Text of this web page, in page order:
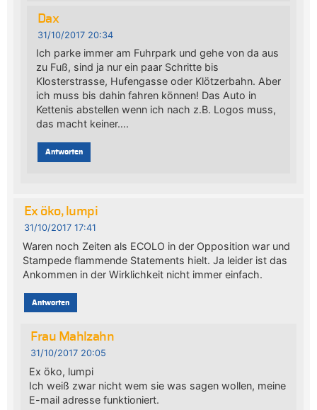
Dax
31/10/2017 20:34
Ich parke immer am Fuhrpark und gehe von da aus
zu Fuß, sind ja nur ein paar Schritte bis
Klosterstrasse, Hufengasse oder Klötzerbahn. Aber
ich muss bis dahin fahren können! Das Auto in
Kettenis abstellen wenn ich nach z.B. Logos muss,
das macht keiner….
Antworten
Ex öko, lumpi
31/10/2017 17:41
Waren noch Zeiten als ECOLO in der Opposition war und
Stampede flammende Statements hielt. Ja leider ist das
Ankommen in der Wirklichkeit nicht immer einfach.
Antworten
Frau Mahlzahn
31/10/2017 20:05
Ex öko, lumpi
Ich weiß zwar nicht wem sie was sagen wollen, meine
E-mail adresse funktioniert.